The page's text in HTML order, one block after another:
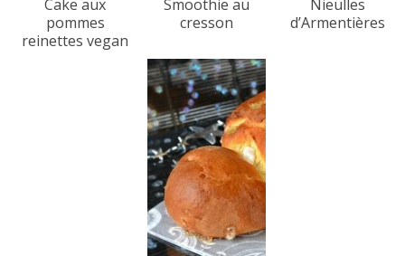
Cake aux
pommes
reinettes vegan
Smoothie au
cresson
Nieulles
d’Armentières